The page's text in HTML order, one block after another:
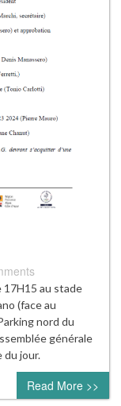
17H15 au stade
(face au
nord du
générale
du jour.
Read More >>